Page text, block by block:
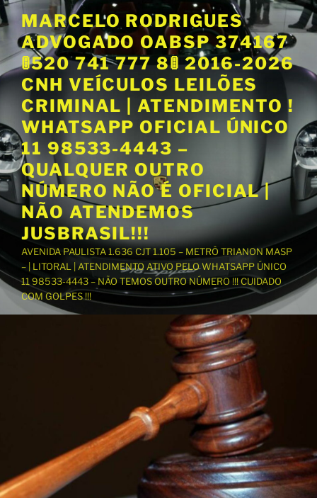
P
u
a
r
r
a
o
c
o
n
t
ú
d
MARCELO RODRIGUES
ADVOGADO OABSP 374167
🚦520 741 777 8🚦 2016-2026
CNH VEÍCULOS LEILÕES
CRIMINAL | ATENDIMENTO !
WHATSAPP OFICIAL ÚNICO
11 98533-4443 –
QUALQUER OUTRO
NÚMERO NÃO É OFICIAL |
NÃO ATENDEMOS
JUSBRASIL!!!
AVENIDA PAULISTA 1.636 CJT 1.105 – METRÔ TRIANON MASP
– | LITORAL | ATENDIMENTO ATIVO PELO WHATSAPP ÚNICO
11 98533-4443 – NÃO TEMOS OUTRO NÚMERO !!! CUIDADO
COM GOLPES !!!